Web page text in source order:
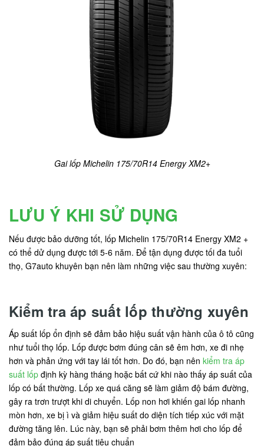
Gai lốp Michelin 175/70R14 Energy XM2+
LƯU Ý KHI SỬ DỤNG
Nếu được bảo dưỡng tốt, lốp Michelin 175/70R14 Energy XM2 +
có thể dử dụng được tới 5-6 năm. Để tận dụng được tối đa tuổi
thọ, G7auto khuyên bạn nên làm những việc sau thường xuyên:
Kiểm tra áp suất lốp thường xuyên
Áp suất lốp ổn định sẽ đảm bảo hiệu suất vận hành của ô tô cũng
như tuổi thọ lốp. Lốp được bơm đúng cân sẽ êm hơn, xe đi nhẹ
hơn và phản ứng với tay lái tốt hơn. Do đó, bạn nên kiểm tra áp
suất lốp định kỳ hàng tháng hoặc bất cứ khi nào thấy áp suất của
lốp có bất thường. Lốp xe quá căng sẽ làm giảm độ bám đường,
gây ra trơn trượt khi di chuyển. Lốp non hơi khiến gai lốp nhanh
mòn hơn, xe bị ì và giảm hiệu suất do diện tích tiếp xúc với mặt
đường tăng lên. Lúc này, bạn sẽ phải bơm thêm hơi cho lốp để
đảm bảo đúng áp suất tiêu chuẩn